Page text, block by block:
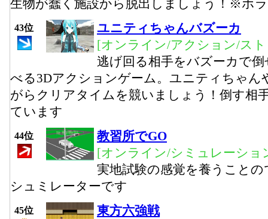
生物が蠢く施設から脱出しましょう！※ホ
43位
ユニティちゃんバズーカ
[オンライン/アクション/ス
逃げ回る相手をバズーカで
べる3Dアクションゲーム。ユニティちゃん
がらクリアタイムを競いましょう！倒す相
ています
44位
教習所でGO
[オンライン/シミュレーショ
実地試験の感覚を養うこと
シュミレーターです
45位
東方六強戦